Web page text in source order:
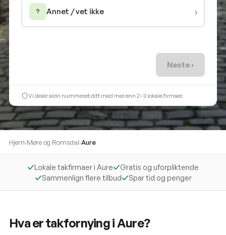
Annet / vet ikke ›
Neste ›
Vi deler aldri nummeret ditt med mer enn 2–3 lokale firmaer.
Hjem›Møre og Romsdal›Aure
Lokale takfirmaer i Aure
Gratis og uforpliktende
Sammenlign flere tilbud
Spar tid og penger
Hva er takfornying i Aure?